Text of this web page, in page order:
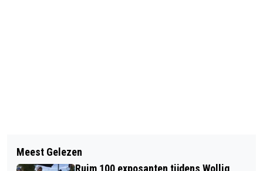
AV DWINGELOO KOMT MET
SPORTIEVE OKTOBERDAG ÉN START
ASN BANK ZOEKT TOEKOMSTMAKERS
Meest Gelezen
Ruim 100 exposanten tijdens Wollig